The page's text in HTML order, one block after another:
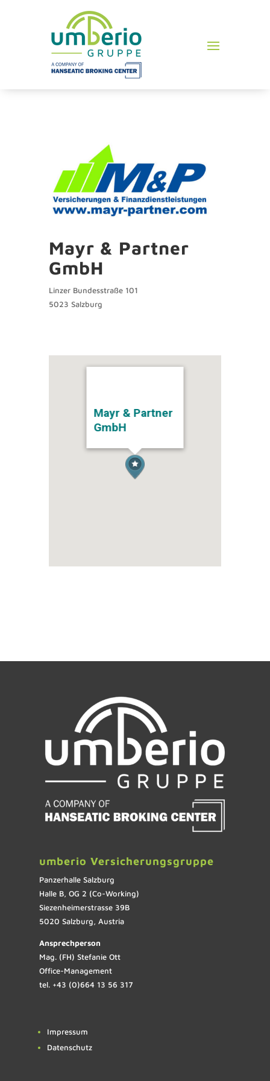
Mayr & Partner
GmbH
Linzer Bundesstraße 101
5023 Salzburg
Mayr & Partner
GmbH
umberio Versicherungsgruppe
Panzerhalle Salzburg
Halle B, OG 2 (Co-Working)
Siezenheimerstrasse 39B
5020 Salzburg, Austria
Ansprechperson
Mag. (FH) Stefanie Ott
Office-Management
tel. +43 (0)664 13 56 317
Impressum
Datenschutz